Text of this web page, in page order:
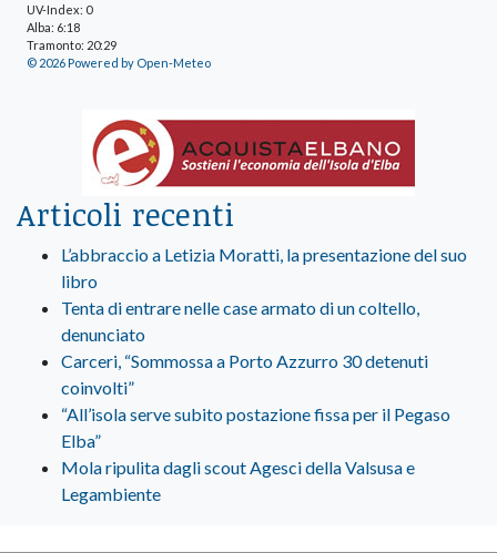
UV-Index: 0
Alba: 6:18
Tramonto: 20:29
© 2026 Powered by Open-Meteo
Articoli recenti
L’abbraccio a Letizia Moratti, la presentazione del suo
libro
Tenta di entrare nelle case armato di un coltello,
denunciato
Carceri, “Sommossa a Porto Azzurro 30 detenuti
coinvolti”
“All’isola serve subito postazione fissa per il Pegaso
Elba”
Mola ripulita dagli scout Agesci della Valsusa e
Legambiente